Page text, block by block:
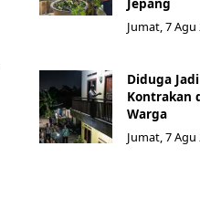
Jumat, 7 Agu
Diduga
Kontrakan
Warga
Jumat, 7 Agu